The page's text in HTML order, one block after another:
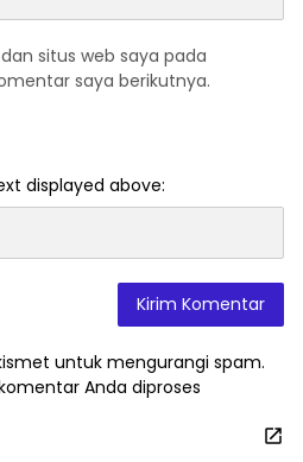
situs web saya pada
saya berikutnya.
displayed above:
untuk mengurangi spam.
Anda diproses